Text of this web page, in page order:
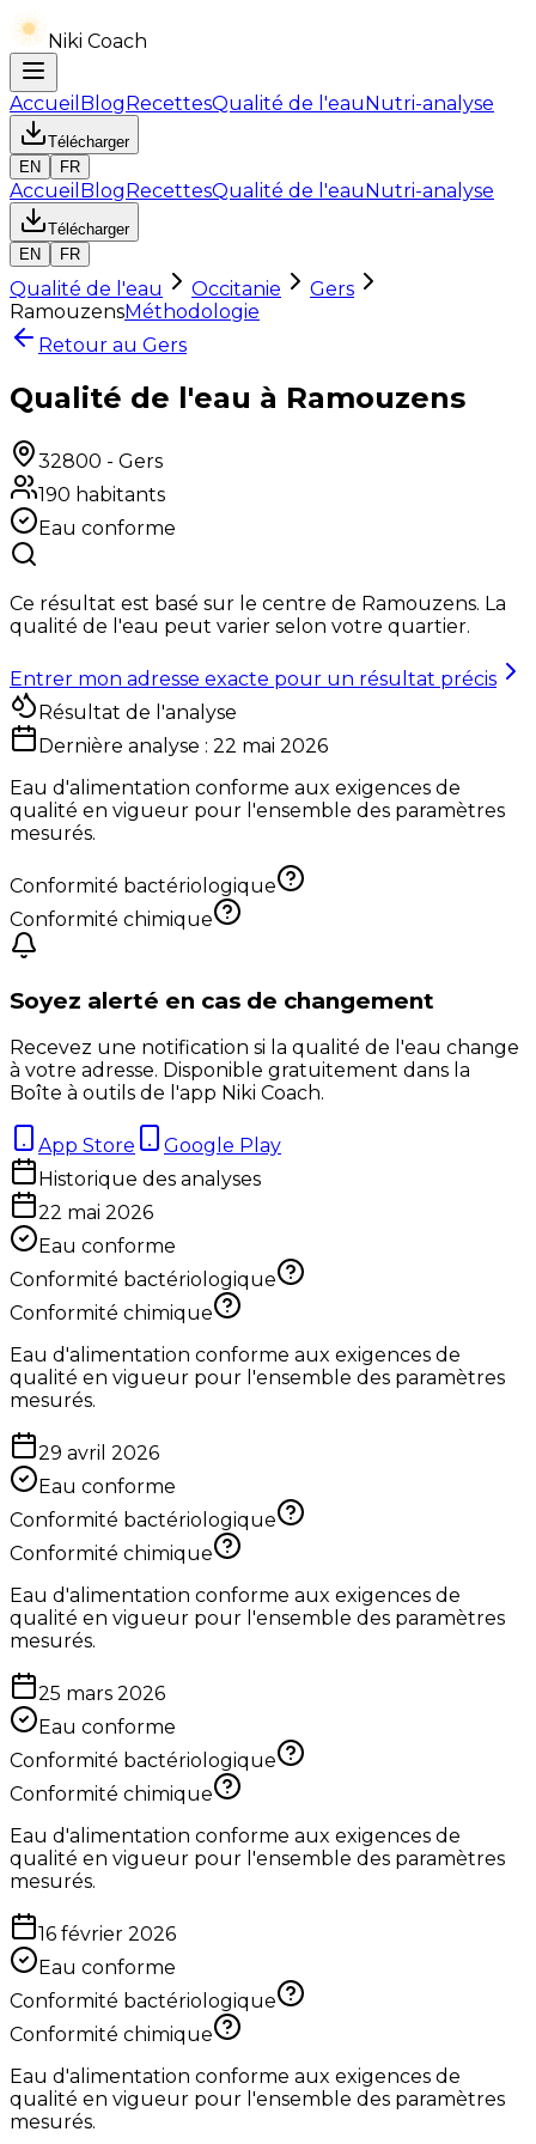
Niki Coach
Accueil BlogRecettesQualité de l'eauNutri-analyse
Télécharger
EN
FR
Accueil BlogRecettesQualité de l'eauNutri-analyse
Télécharger
EN
FR
Qualité de l'eau Occitanie
Gers
RamouzensMéthodologie
Retour au Gers
Qualité de l'eau à Ramouzens
32800 - Gers
190 habitants
Eau conforme
Ce résultat est basé sur le centre de Ramouzens. La
qualité de l'eau peut varier selon votre quartier.
Entrer mon adresse exacte pour un résultat précis
Résultat de l'analyse
Dernière analyse : 22 mai 2026
Eau d'alimentation conforme aux exigences de
qualité en vigueur pour l'ensemble des paramètres
mesurés.
Conformité bactériologique
Conformité chimique
Soyez alerté en cas de changement
Recevez une notification si la qualité de l'eau change
à votre adresse. Disponible gratuitement dans la
Boîte à outils de l'app Niki Coach.
App Store
Google Play
Historique des analyses
22 mai 2026
Eau conforme
Conformité bactériologique
Conformité chimique
Eau d'alimentation conforme aux exigences de
qualité en vigueur pour l'ensemble des paramètres
mesurés.
29 avril 2026
Eau conforme
Conformité bactériologique
Conformité chimique
Eau d'alimentation conforme aux exigences de
qualité en vigueur pour l'ensemble des paramètres
mesurés.
25 mars 2026
Eau conforme
Conformité bactériologique
Conformité chimique
Eau d'alimentation conforme aux exigences de
qualité en vigueur pour l'ensemble des paramètres
mesurés.
16 février 2026
Eau conforme
Conformité bactériologique
Conformité chimique
Eau d'alimentation conforme aux exigences de
qualité en vigueur pour l'ensemble des paramètres
mesurés.